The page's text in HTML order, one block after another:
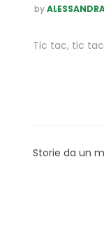
POSTED
BY
by
Tic tac, tic
Storie da un